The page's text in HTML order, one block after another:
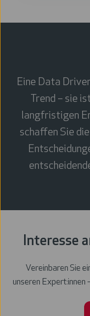
Eine Data
Trend – sie
langfristigen
schaffen Sie
Interesse
Vereinbaren Sie
unseren Expert:innen